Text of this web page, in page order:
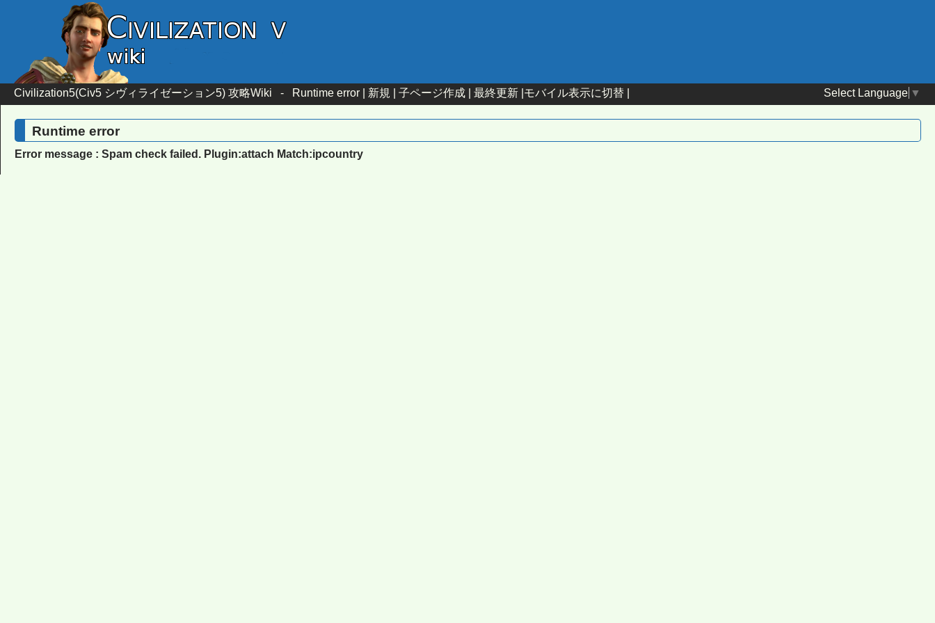
Civilization5(Civ5 シヴィライゼーション5) 攻略Wiki - Runtime error | 新規 子ページ作成 最終更新 モバイル表示に切替 Select Language ▼
Runtime error
Error message : Spam check failed. Plugin:attach Match:ipcountry